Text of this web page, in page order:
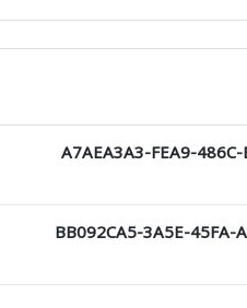
A7AEA3A3-FEA9-
BB092CA5-3A5E-